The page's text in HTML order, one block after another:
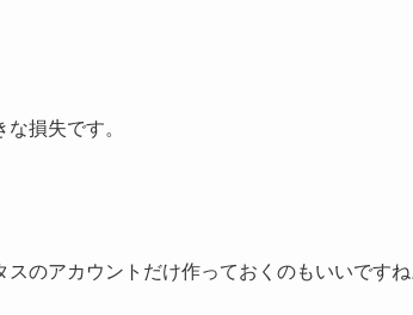
損失です。
のアカウントだけ作っておくのもいいです